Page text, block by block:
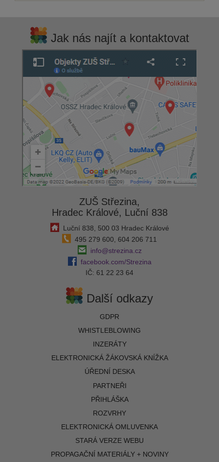
Jak nás najít a kontaktovat
ZUŠ Střezina,
Hradec Králové, Luční 838
Luční 838, 500 03 Hradec Králové
495 279 600, 604 206 711
info@strezina.cz
facebook.com/Strezina
IČ: 61 22 23 64
Další odkazy
GDPR
WHISTLEBLOWING
INZERÁTY
ELEKTRONICKÁ ŽÁKOVSKÁ KNÍŽKA
ÚŘEDNÍ DESKA
PARTNEŘI
PŘIHLÁŠKA
ROZVRHY
ELEKTRONICKÁ OMLUVENKA
STARÁ VERZE WEBU
PROPAGAČNÍ MATERIÁLY + NOVINY